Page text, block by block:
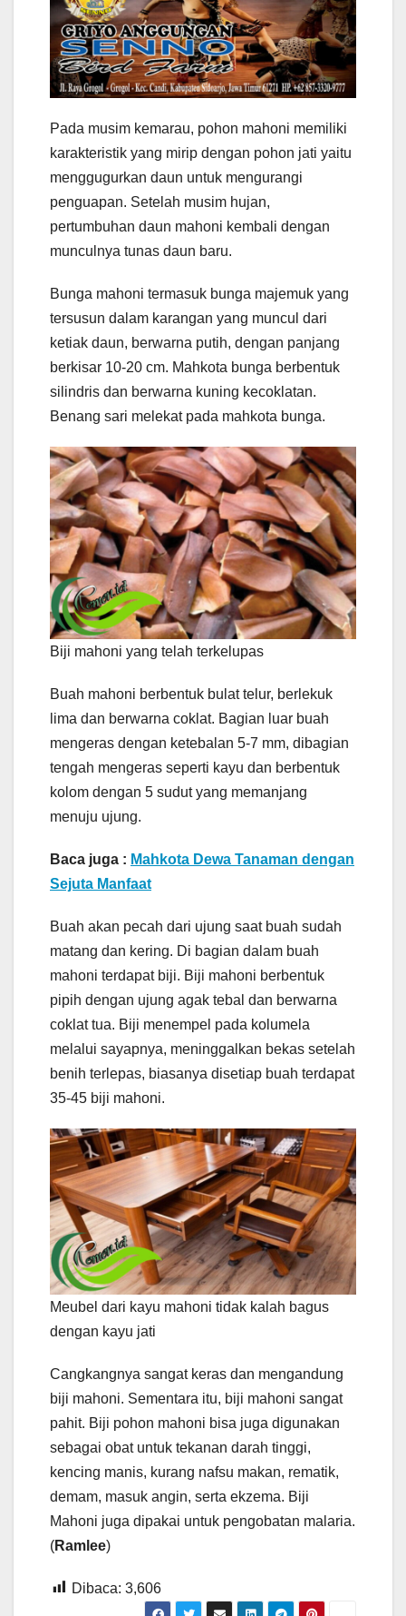
Pada musim kemarau, pohon mahoni memiliki
karakteristik yang mirip dengan pohon jati yaitu
menggugurkan daun untuk mengurangi
penguapan. Setelah musim hujan,
pertumbuhan daun mahoni kembali dengan
munculnya tunas daun baru.
Bunga mahoni termasuk bunga majemuk yang
tersusun dalam karangan yang muncul dari
ketiak daun, berwarna putih, dengan panjang
berkisar 10-20 cm. Mahkota bunga berbentuk
silindris dan berwarna kuning kecoklatan.
Benang sari melekat pada mahkota bunga.
Biji mahoni yang telah terkelupas
Buah mahoni berbentuk bulat telur, berlekuk
lima dan berwarna coklat. Bagian luar buah
mengeras dengan ketebalan 5-7 mm, dibagian
tengah mengeras seperti kayu dan berbentuk
kolom dengan 5 sudut yang memanjang
menuju ujung.
Baca juga : Mahkota Dewa Tanaman dengan
Sejuta Manfaat
Buah akan pecah dari ujung saat buah sudah
matang dan kering. Di bagian dalam buah
mahoni terdapat biji. Biji mahoni berbentuk
pipih dengan ujung agak tebal dan berwarna
coklat tua. Biji menempel pada kolumela
melalui sayapnya, meninggalkan bekas setelah
benih terlepas, biasanya disetiap buah terdapat
35-45 biji mahoni.
Meubel dari kayu mahoni tidak kalah bagus
dengan kayu jati
Cangkangnya sangat keras dan mengandung
biji mahoni. Sementara itu, biji mahoni sangat
pahit. Biji pohon mahoni bisa juga digunakan
sebagai obat untuk tekanan darah tinggi,
kencing manis, kurang nafsu makan, rematik,
demam, masuk angin, serta ekzema. Biji
Mahoni juga dipakai untuk pengobatan malaria.
(Ramlee)
Dibaca: 3,606